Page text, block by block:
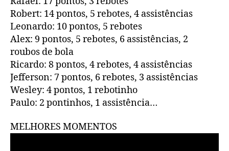
Robert: 14 pontos, 5 rebotes, 4 assistências
Leonardo: 10 pontos, 5 rebotes
Alex: 9 pontos, 5 rebotes, 6 assistências, 2
roubos de bola
Ricardo: 8 pontos, 4 rebotes, 4 assistências
Jefferson: 7 pontos, 6 rebotes, 3 assistências
Wesley: 4 pontos, 1 rebotinho
Paulo: 2 pontinhos, 1 assistência…
MELHORES MOMENTOS